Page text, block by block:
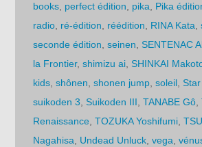
books perfect édition pika Pika
radio ré-édition réédition RINA Kata ,
seconde édition ,seinen ,SENTENAC
la Frontier,shimizu ai ,SHINKAI
kids ,shônen ,shonen jump ,soleil ,
suikoden 3 ,Suikoden III ,TANABE Gô ,
Renaissance ,TOZUKA Yoshifumi ,
Nagahisa
Undead Unluck ,vega ,